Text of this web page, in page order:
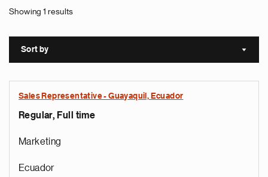
Showing 1 results
Sort by Sort
Sales Representative - Guayaquil, Ecuador
Regular, Full time
Marketing
Ecuador